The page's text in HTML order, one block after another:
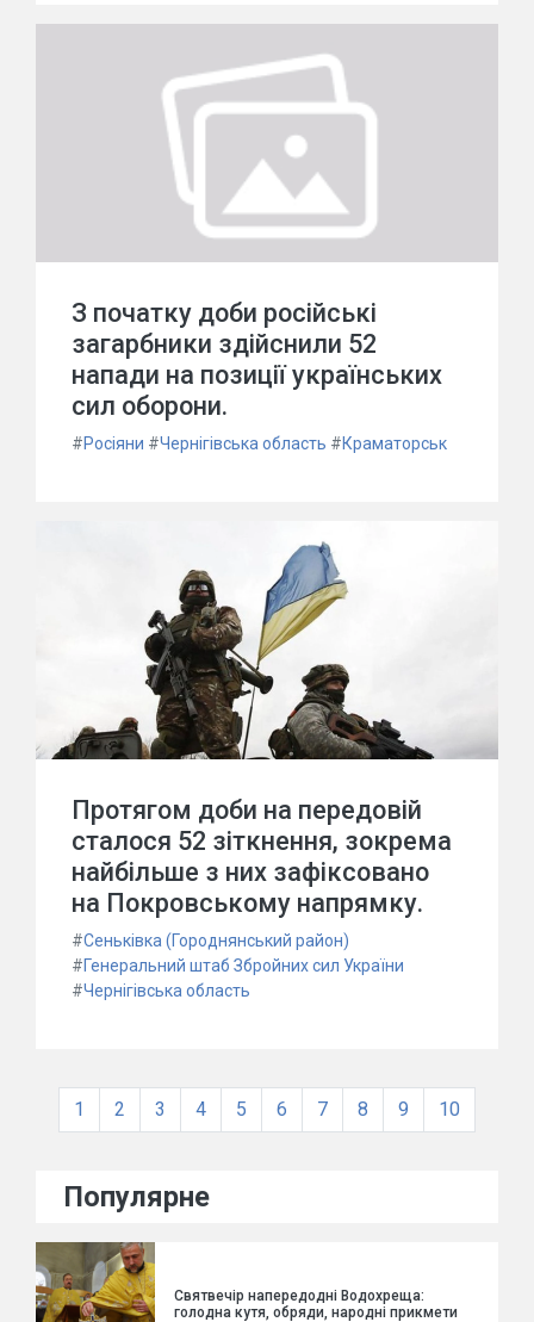
З початку доби російські
загарбники здійснили 52
напади на позиції українських
сил оборони.
#Росіяни #Чернігівська область #Краматорськ
Протягом доби на передовій
сталося 52 зіткнення, зокрема
найбільше з них зафіксовано
на Покровському напрямку.
#Сеньківка (Городнянський район)
#Генеральний штаб Збройних сил України
#Чернігівська область
1 2 3 4 5 6 7 8 9 10
Популярне
Святвечір напередодні Водохреща:
голодна кутя, обряди, народні прикмети